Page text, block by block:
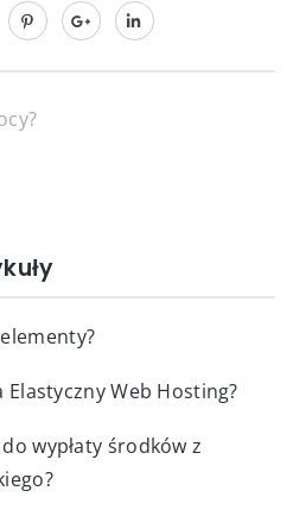
Elastyczny Web Hosting?
wypłaty środków z